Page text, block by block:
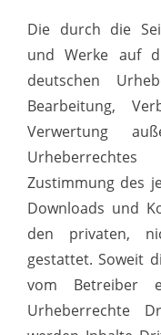
Die durch die
und Werke auf
deutschen
Bearbeitung,
Verwertung
Zustimmung des
Downloads und
den privaten,
gestattet. Soweit
vom Betreiber
Urheberrechte